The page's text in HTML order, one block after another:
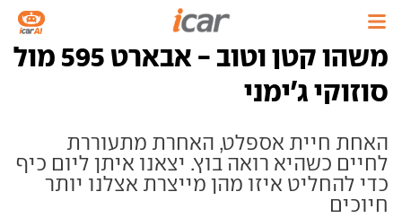
משהו קטן וטוב - אבארט 595 מול
סוזוקי ג'ימני
האחת חיית אספלט, האחרת מתעוררת
לחיים כשהיא רואה בוץ. יצאנו איתן ליום כיף
כדי להחליט איזו מהן מייצרת אצלנו יותר
חיוכים